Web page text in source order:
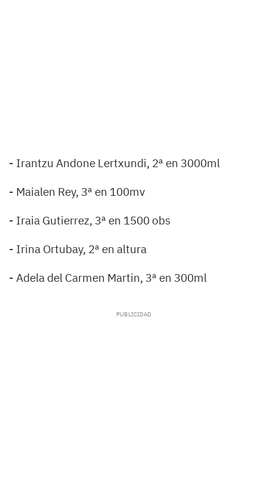
- Irantzu Andone Lertxundi, 2ª en 3000ml
- Maialen Rey, 3ª en 100mv
- Iraia Gutierrez, 3ª en 1500 obs
- Irina Ortubay, 2ª en altura
- Adela del Carmen Martin, 3ª en 300ml